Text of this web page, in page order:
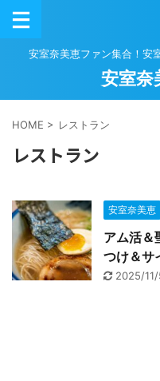
安室奈美恵ファン集合！安
安室奈
HOME > レストラン
レストラン
安室奈美恵
アム活＆
つけ＆サ
2025/11/